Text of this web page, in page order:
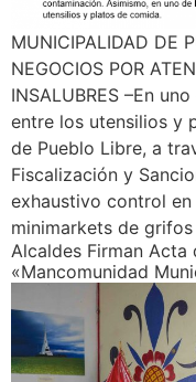
MUNICIPALIDAD DE
NEGOCIOS POR
INSALUBRES –En
entre los utensilios y
de Pueblo Libre, a
Fiscalización y
exhaustivo control
minimarkets de
Alcaldes Firman
«Mancomunidad